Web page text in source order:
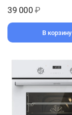
39 000 ₽
В корзину